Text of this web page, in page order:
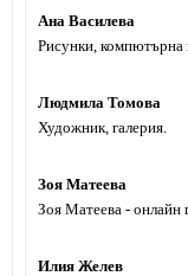
Ана Василева
Рисунки, компютърна
Людмила Томова
Художник, галерия.
Зоя Матеева
Зоя Матеева - онлайн
Илия Желев